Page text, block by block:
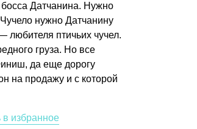
Датчанина. Нужно
нужно Датчанину
любителя птичьих чучел.
груза. Но все
да еще дорогу
на продажу и с которой